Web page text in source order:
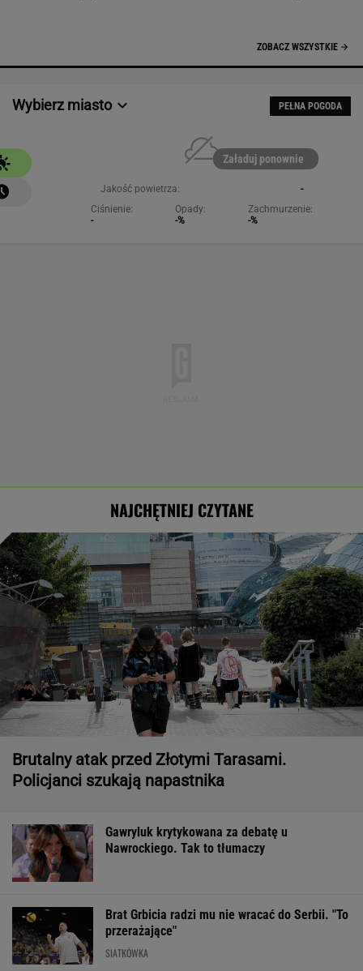
ZOBACZ WSZYSTKIE
Wybierz miasto PEŁNA POGODA
Załaduj ponownie
Jakość powietrza:
-
Ciśnienie:
-
Opady:
-%
Zachmurzenie:
-%
NAJCHĘTNIEJ CZYTANE
Brutalny atak przed Złotymi Tarasami.
Policjanci szukają napastnika
Gawryluk krytykowana za debatę u
Nawrockiego. Tak to tłumaczy
Brat Grbicia radzi mu nie wracać do Serbii. "To
przerażające"
SIATKÓWKA